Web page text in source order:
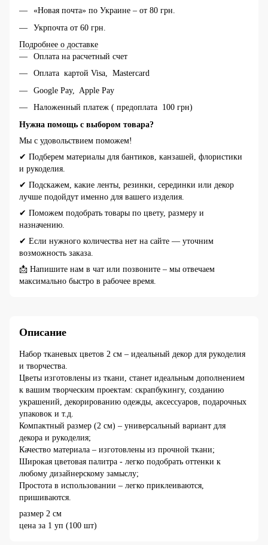
«Новая почта» по Украине – от 80 грн.
Укрпочта от 60 грн.
Подробнее о доставке
Оплата на расчетный счет
Оплата картой Visa, Mastercard
Google Pay, Apple Pay
Наложенный платеж ( предоплата 100 грн)
Нужна помощь с выбором товара?
Мы с удовольствием поможем!
✔ Подберем материалы для бантиков, канзашей, флористики
и рукоделия.
✔ Подскажем, какие ленты, резинки, серединки или декор
лучше подойдут именно для вашего изделия.
✔ Поможем подобрать товары по цвету, размеру и
назначению.
✔ Если нужного количества нет на сайте — уточним
возможность заказа.
📩 Напишите нам в чат или позвоните – мы отвечаем
максимально быстро в рабочее время.
Описание
Набор тканевых цветов 2 см – идеальный декор для рукоделия
и творчества.
Цветы изготовлены из ткани, станет идеальным дополнением
к вашим творческим проектам: скрапбукингу, созданию
украшений, декорированию одежды, аксессуаров, подарочных
упаковок и т.д.
Компактный размер (2 см) – универсальный вариант для
декора и рукоделия;
Качество материала – изготовлены из прочной ткани;
Широкая цветовая палитра - легко подобрать оттенки к
любому дизайнерскому замыслу;
Простота в использовании – легко приклеиваются,
пришиваются.
размер 2 см
цена за 1 уп (100 шт)